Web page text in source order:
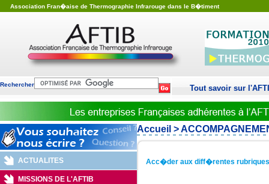
Association Fran�aise de Thermographie Infrarouge dans le B�timent
Rechercher Tout savoir sur
ACTUALITES
MISSIONS DE L'AFTIB
Accueil >
Acc�der aux diff�rentes